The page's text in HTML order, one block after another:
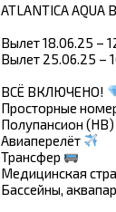
ATLANTICA
Вылет 18.06.25 –
Вылет 25.06.25 –
ВСЁ ВКЛЮЧЕНО!
Просторные
Полупансион
Авиаперелёт
Трансфер
Медицинская
Бассейны,